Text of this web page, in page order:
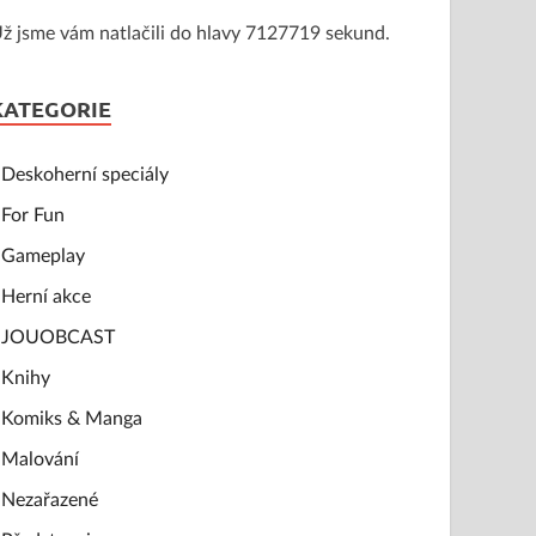
jsme vám natlačili do hlavy 7127719 sekund.
Deskoherní speciály
For Fun
Gameplay
Herní akce
JOUOBCAST
Knihy
Komiks & Manga
Malování
Nezařazené